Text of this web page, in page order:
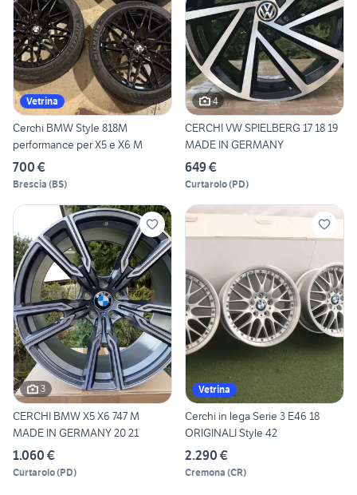
Vetrina
Cerchi BMW Style 818M
performance per X5 e X6 M
700 €
Brescia (BS)
4
CERCHI VW SPIELBERG 17 18 19
MADE IN GERMANY
649 €
Curtarolo(PD)
3
CERCHI BMW X5 X6 747 M
MADE IN GERMANY 20 21
1.060 €
Curtarolo(PD)
Vetrina
Cerchi in lega Serie 3 E46 18
ORIGINALI Style 42
2.290 €
Cremona (CR)